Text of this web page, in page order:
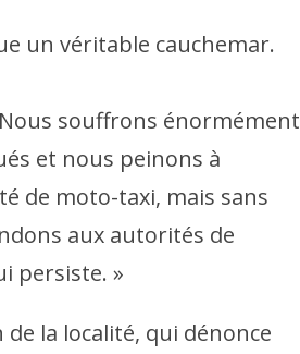
un véritable cauchemar.
souffrons énormément
et nous peinons à
de moto-taxi, mais sans
aux autorités de
persiste. »
la localité, qui dénonce